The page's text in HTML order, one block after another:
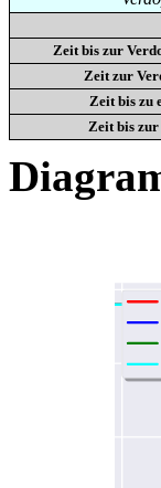
Zeit bis zur
Zeit zur
Zeit bis zu
Zeit bis zur